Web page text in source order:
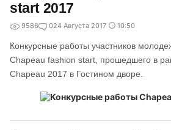
start 2017
9586 024 Августа 2017 10:50
Конкурсные работы участников
Chapeau fashion start, прошедшего в
Chapeau 2017 в Гостином дворе.